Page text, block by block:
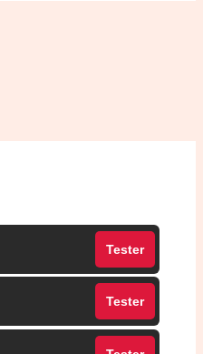
Tester
Tester